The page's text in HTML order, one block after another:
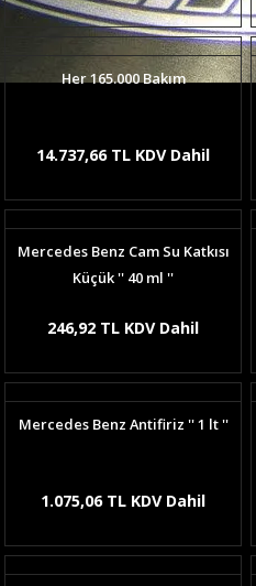
Her 165.000 Bakım
14.737,66 TL KDV Dahil
Mercedes Benz Cam Su Katkısı
Küçük '' 40 ml ''
246,92 TL KDV Dahil
Mercedes Benz Antifiriz '' 1 lt ''
1.075,06 TL KDV Dahil